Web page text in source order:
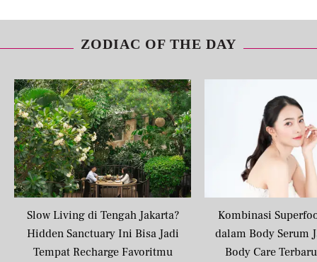
ZODIAC OF THE DAY
Slow Living di Tengah Jakarta?
Hidden Sanctuary Ini Bisa Jadi
Tempat Recharge Favoritmu
Kombinasi
dalam Body Serum
Body Care
Share to others
Pinterest
Mail